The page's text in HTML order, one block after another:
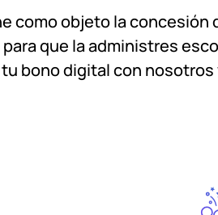
como objeto la concesión
que la administres
bono digital con